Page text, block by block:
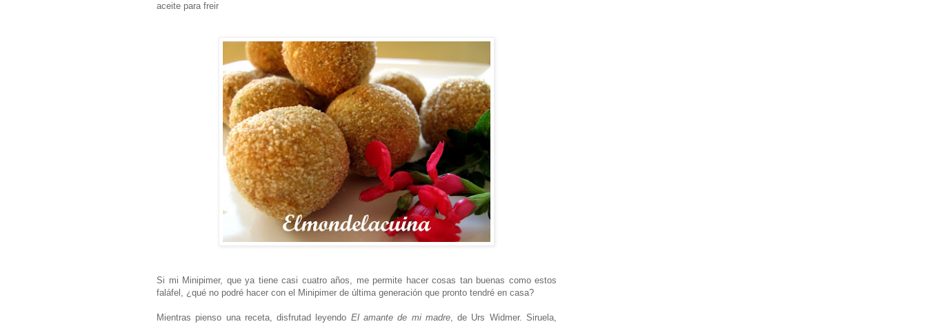
aceite para freir
Si mi Minipimer, que ya tiene casi cuatro años, me permite hacer cosas tan buenas como estos
faláfel, ¿qué no podré hacer con el Minipimer de última generación que pronto tendré en casa?
Mientras pienso una receta, disfrutad leyendo El amante de mi madre, de Urs Widmer. Siruela,